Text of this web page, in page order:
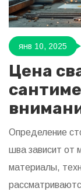
янв 10, 2025
Цена
Определение
шва зависит от
материалы,